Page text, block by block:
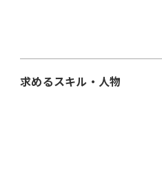
求めるスキル・人物